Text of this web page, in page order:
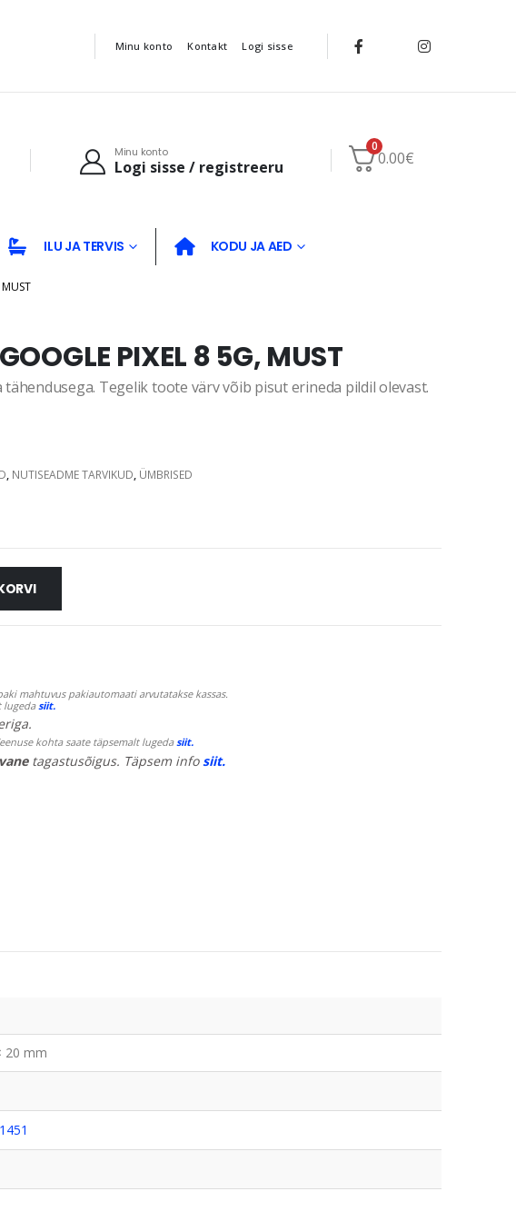
Minu konto Kontakt Logi sisse
Minu konto
Logi sisse / registreeru
0
0.00€
ILU JA TERVIS KODU JA AED
PIXEL 8 5G, MUST
Tegelik toote värv võib pisut erineda pildil olevast.
, NUTISEADME TARVIKUD, ÜMBRISED
mahtuvus pakiautomaati arvutatakse kassas.
lugedasiit.
kohta saate täpsemalt lugedasiit.
tagastusõigus. Täpsem info siit.
20 mm